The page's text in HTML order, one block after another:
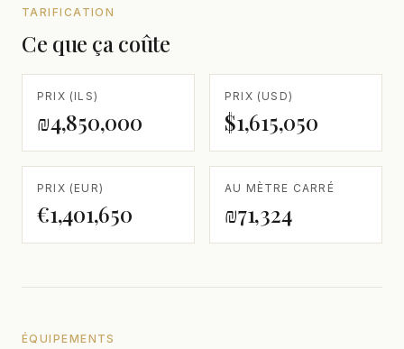
TARIFICATION
Ce que ça coûte
PRIX (ILS)
₪4,850,000
PRIX (USD)
$1,615,050
PRIX (EUR)
€1,401,650
AU MÈTRE CARRÉ
₪71,324
ÉQUIPEMENTS